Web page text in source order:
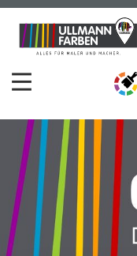
Zum
Inhalt
Zum
Navigationsmenü